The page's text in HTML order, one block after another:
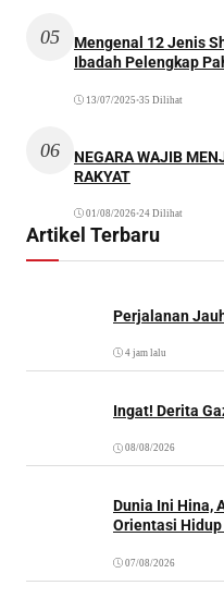
05
Mengenal 12 Jenis
Ibadah Pelengkap
13/07/2025 •35 Dilihat
06
NEGARA WAJIB
RAKYAT
01/08/2026•24 Dilihat
Artikel Terbaru
Perjalanan
4 jam lalu
Ingat! Derita
08/08/2026
Dunia Ini Hina,
Orientasi
07/08/2026